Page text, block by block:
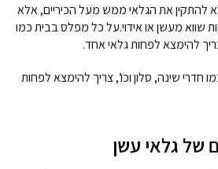
להתקין את הגלאי ממש מעל הכיריים, אלא
שווא מעשן או אידוי.על כל מפלס בבית כמו
צריך להימצא לפחות גלאי אחד.
שינה, סלון וכו’, צריך להימצא לפחות
של גלאי עשן